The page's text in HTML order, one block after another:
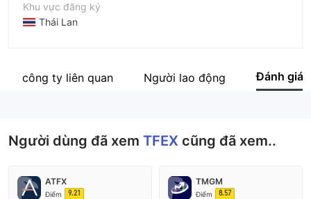
Khu vực đăng ký
Thái Lan
Tên công ty
công ty liên quan Người lao động Đánh giá
Người dùng đã xem TFEX cũng đã xem..
ATFX
Điểm 9.21
TMGM
Điểm 8.57